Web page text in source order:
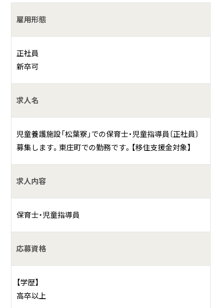
います。
何をしている会社？
地域の方々をはじめ多くの人々に支えられ、児童養護施設
「松葉寮」、福祉型障害児入所施設「龍ヶ谷寮」、障害者支援施
具体的には？
基本理念：『たのしいわが家』
★明るく元気に挨拶できる子
★進んで行動できる子
雇用形態
正社員
新卒可
求人名
児童養護施設「松葉寮」での保育士・児童指導員〔正社員〕
募集します。東庄町での勤務です。【移住支援金対象】
求人内容
保育士・児童指導員
応募資格
【学歴】
高卒以上